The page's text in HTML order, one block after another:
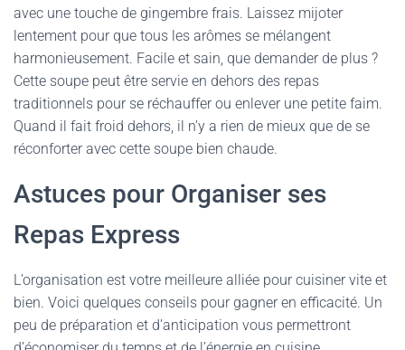
avec une touche de gingembre frais. Laissez mijoter
lentement pour que tous les arômes se mélangent
harmonieusement. Facile et sain, que demander de plus ?
Cette soupe peut être servie en dehors des repas
traditionnels pour se réchauffer ou enlever une petite faim.
Quand il fait froid dehors, il n’y a rien de mieux que de se
réconforter avec cette soupe bien chaude.
Astuces pour Organiser ses
Repas Express
L’organisation est votre meilleure alliée pour cuisiner vite et
bien. Voici quelques conseils pour gagner en efficacité. Un
peu de préparation et d’anticipation vous permettront